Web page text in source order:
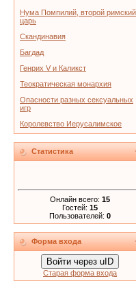
Нума Помпилий, второй римский
царь
Скандинавия
Багдад
Генрих V и Каликст
Теократическая монархия
Опасности разных сексуальных
игр
Королевство Иерусалимское
Статистика
Онлайн всего: 15
Гостей: 15
Пользователей: 0
Форма входа
Войти через uID
Старая форма входа